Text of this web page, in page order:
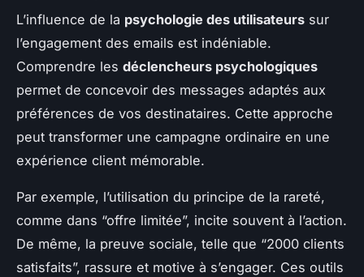
L’influence de la psychologie des utilisateurs sur
l’engagement des emails est indéniable.
Comprendre les déclencheurs psychologiques
permet de concevoir des messages adaptés aux
préférences de vos destinataires. Cette approche
peut transformer une campagne ordinaire en une
expérience client mémorable.
Par exemple, l’utilisation du principe de la rareté,
comme dans “offre limitée”, incite souvent à l’action.
De même, la preuve sociale, telle que “2000 clients
satisfaits”, rassure et motive à s’engager. Ces outils